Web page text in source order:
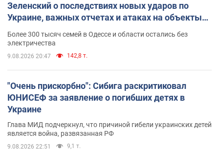
Зеленский о последствиях новых ударов по
Украине, важных отчетах и атаках на объекты
противника. Видео
Более 300 тысяч семей в Одессе и области остались без
электричества
9.08.2026 20:47 142,8 т.
"Очень прискорбно": Сибига раскритиковал
ЮНИСЕФ за заявление о погибших детях в
Украине
Глава МИД подчеркнул, что причиной гибели украинских детей
является война, развязанная РФ
9.08.2026 22:51 9,1 т.